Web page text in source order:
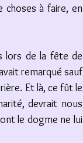
choses à faire, en
lors de la fête de
remarqué sauf
Et là, ce fût le
devrait nous
le dogme ne lui